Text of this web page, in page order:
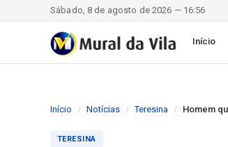
Sábado, 8 de agosto de 2026 — 16:56
Início
Início Notícias Teresina Homem
TERESINA